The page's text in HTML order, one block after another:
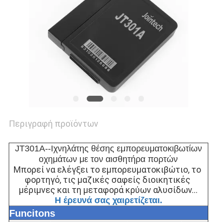
Περιγραφή προϊόντων
JT301A--Ιχνηλάτης θέσης εμπορευματοκιβωτίων
οχημάτων με τον αισθητήρα πορτών
Μπορεί να ελέγξει το εμπορευματοκιβώτιο, το
φορτηγό, τις μαζικές σαφείς διοικητικές
μέριμνες και τη μεταφορά κρύων αλυσίδων…
Η έρευνά σας χαιρετίζεται.
Funcitons